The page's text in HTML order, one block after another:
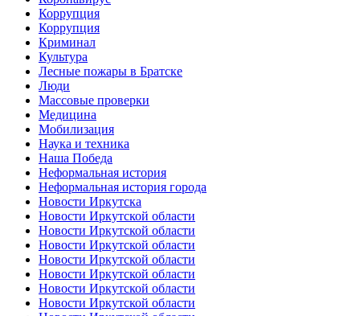
Коррупция
Коррупция
Криминал
Культура
Лесные пожары в Братске
Люди
Массовые проверки
Медицина
Мобилизация
Наука и техника
Наша Победа
Неформальная история
Неформальная история города
Новости Иркутска
Новости Иркутской области
Новости Иркутской области
Новости Иркутской области
Новости Иркутской области
Новости Иркутской области
Новости Иркутской области
Новости Иркутской области